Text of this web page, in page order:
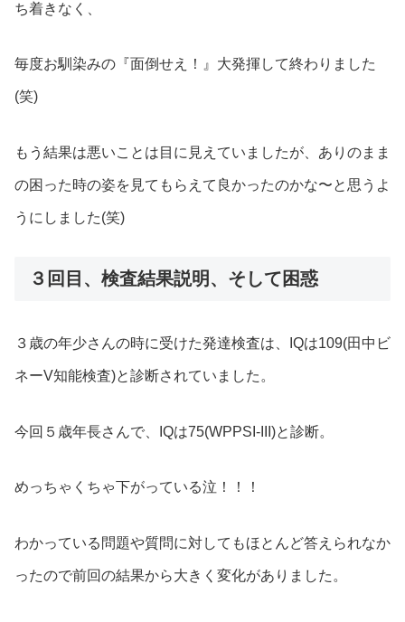
ち着きなく、
毎度お馴染みの『面倒せえ！』大発揮して終わりました
(笑)
もう結果は悪いことは目に見えていましたが、ありのまま
の困った時の姿を見てもらえて良かったのかな〜と思うよ
うにしました(笑)
３回目、検査結果説明、そして困惑
３歳の年少さんの時に受けた発達検査は、IQは109(田中ビ
ネーV知能検査)と診断されていました。
今回５歳年長さんで、IQは75(WPPSI-III)と診断。
めっちゃくちゃ下がっている泣！！！
わかっている問題や質問に対してもほとんど答えられなか
ったので前回の結果から大きく変化がありました。